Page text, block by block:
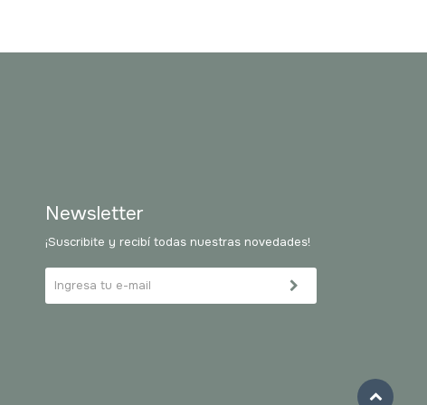
Newsletter
¡Suscribite y recibí todas nuestras novedades!